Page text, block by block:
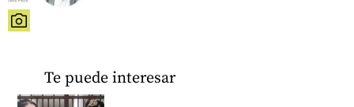
share
Te puede interesar